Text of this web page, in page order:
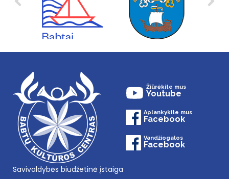
Žiūrėkite mus
Youtube
Aplankykite mus
Facebook
Vandžiogalos
Facebook
Savivaldybės biudžetinė įstaiga